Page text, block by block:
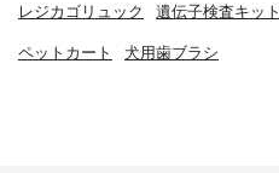
レジカゴリュック 遺伝子検査キット
ペットカート 犬用歯ブラシ